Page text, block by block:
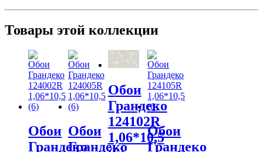
Товары этой коллекции
Обои
Грандеко
Обои
Грандеко
Обои
Грандеко
124102R
1,06*10,5Обои
Грандеко